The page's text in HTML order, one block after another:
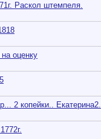
Раскол штемпеля.
оценку
2 копейки.. Екатерина2.